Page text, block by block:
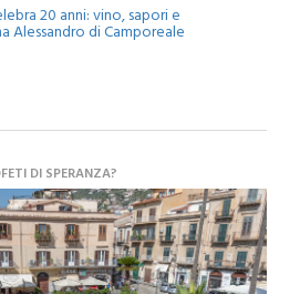
20 anni: vino, sapori e
DI SPERANZA?